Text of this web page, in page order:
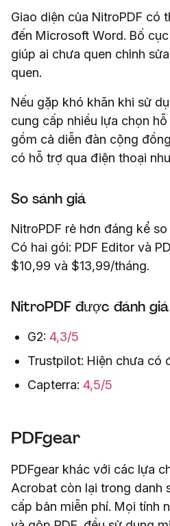
Giao diện của NitroPDF có
đến Microsoft Word. Bố
giúp ai chưa quen chỉnh
quen.
Nếu gặp khó khăn khi sử
cung cấp nhiều lựa chọn
gồm cả diễn đàn cộng
có hỗ trợ qua điện thoại
So sánh giá
NitroPDF rẻ hơn đáng kể
Có hai gói: PDF Editor và
$10,99 và $13,99/tháng.
NitroPDF được đánh
G2: 4,3/5
Trustpilot: Hiện chưa có
Capterra: 4,5/5
PDFgear
PDFgear khác với các lựa
Acrobat còn lại trong danh
cấp bản miễn phí. Mọi tính